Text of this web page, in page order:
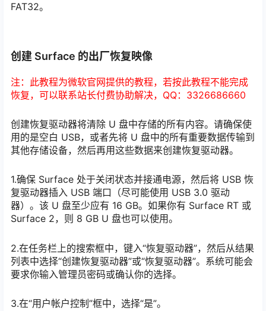
FAT32。
创建 Surface 的出厂恢复映像
注：此教程为微软官网提供的教程，若按此教程不能完成
恢复，可以联系站长付费协助解决，QQ：3326686660
创建恢复驱动器将清除 U 盘中存储的所有内容。请确保使
用的是空白 USB，或者先将 U 盘中的所有重要数据传输到
其他存储设备，然后再用这些数据来创建恢复驱动器。
1.确保 Surface 处于关闭状态并接通电源，然后将 USB 恢
复驱动器插入 USB 端口（尽可能使用 USB 3.0 驱动
器）。该 U 盘至少应有 16 GB。如果你有 Surface RT 或
Surface 2，则 8 GB U 盘也可以使用。
2.在任务栏上的搜索框中，键入“恢复驱动器”，然后从结果
列表中选择“创建恢复驱动器”或“恢复驱动器”。系统可能会
要求你输入管理员密码或确认你的选择。
3.在“用户帐户控制”框中，选择“是”。